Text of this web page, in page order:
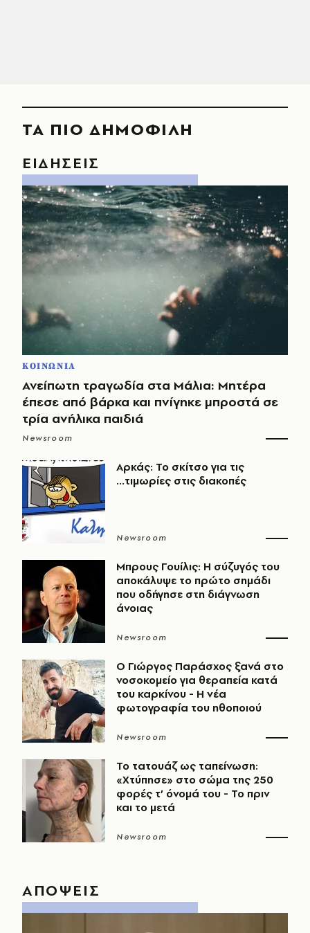
ΤΑ ΠΙΟ ΔΗΜΟΦΙΛΗ
ΕΙΔΗΣΕΙΣ
ΚΟΙΝΩΝΙΑ
Ανείπωτη τραγωδία στα Μάλια: Μητέρα
έπεσε από βάρκα και πνίγηκε μπροστά σε
τρία ανήλικα παιδιά
Newsroom
Αρκάς: Το σκίτσο για τις
...τιμωρίες στις διακοπές
Newsroom
Μπρους Γουίλις: Η σύζυγός του
αποκάλυψε το πρώτο σημάδι
που οδήγησε στη διάγνωση
άνοιας
Newsroom
O Γιώργος Παράσχος ξανά στο
νοσοκομείο για θεραπεία κατά
του καρκίνου - Η νέα
φωτογραφία του ηθοποιού
Newsroom
Το τατουάζ ως ταπείνωση:
«Χτύπησε» στο σώμα της 250
φορές τ’ όνομά του - Το πριν
και το μετά
Newsroom
ΑΠΟΨΕΙΣ